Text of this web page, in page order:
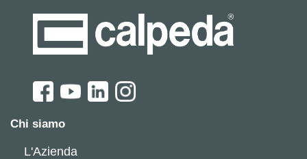
Chi siamo
L'Azienda